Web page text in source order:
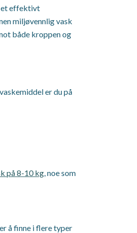
et effektivt
miljøvennlig vask
både kroppen og
er du på
på 8-10 kg, noe som
å finne i flere typer